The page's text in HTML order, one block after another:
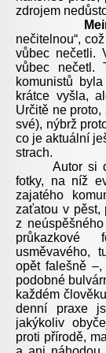
zdrojem
nečitelnou“,
vůbec nečetli.
vůbec
komunistů
krátce vyšla,
Určitě ne proto,
své), nýbrž
co je aktuální
strach.
Autor si
fotky, na níž
zajatého
zaťatou v pěst,
z
průkazkové
usměvavého,
opět falešně
podobné
každém
denní praxe
jakýkoliv
proti přírodě,